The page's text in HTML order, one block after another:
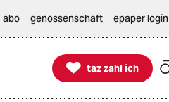
abo genossenschaft epaper login

taz zahl ich
taz zahl ich